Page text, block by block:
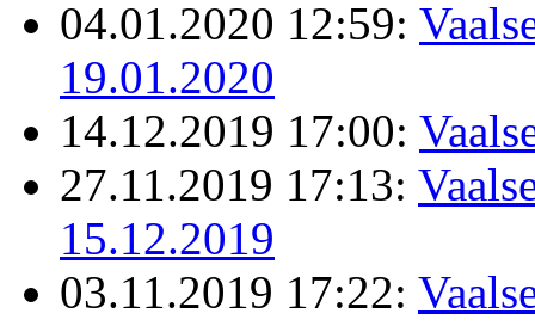
04.01.2020 12:59:
19.01.2020
14.12.2019 17:00:
27.11.2019 17:13:
15.12.2019
03.11.2019 17:22: